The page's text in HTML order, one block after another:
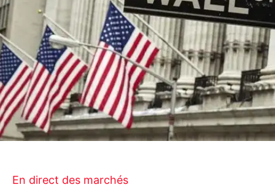
En direct des marchés